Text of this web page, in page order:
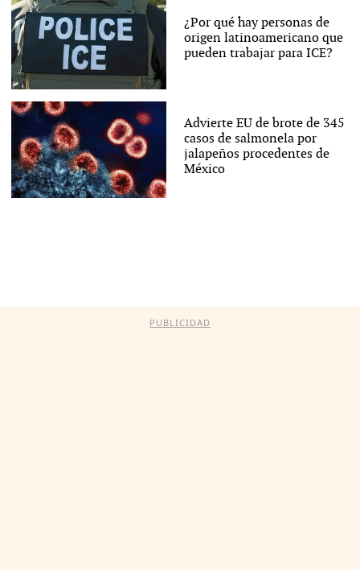
¿Por qué hay personas de
origen latinoamericano que
pueden trabajar para ICE?
Advierte EU de brote de 345
casos de salmonela por
jalapeños procedentes de
México
PUBLICIDAD